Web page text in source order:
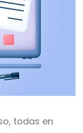
todas en